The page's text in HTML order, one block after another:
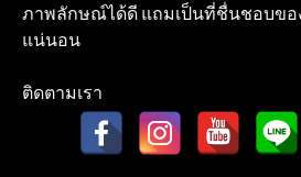
ภาพลักษณ์ได้ดี แถมเป็นที่ชื่นชอบขอ
แน่นอน
ติดตามเรา